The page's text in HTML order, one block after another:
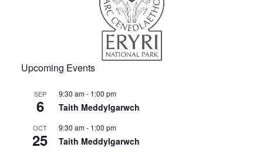
Upcoming Events
SEP
6
9:30 am- 1:00 pm
Taith Meddylgarwch
OCT
25
9:30 am- 1:00 pm
Taith Meddylgarwch